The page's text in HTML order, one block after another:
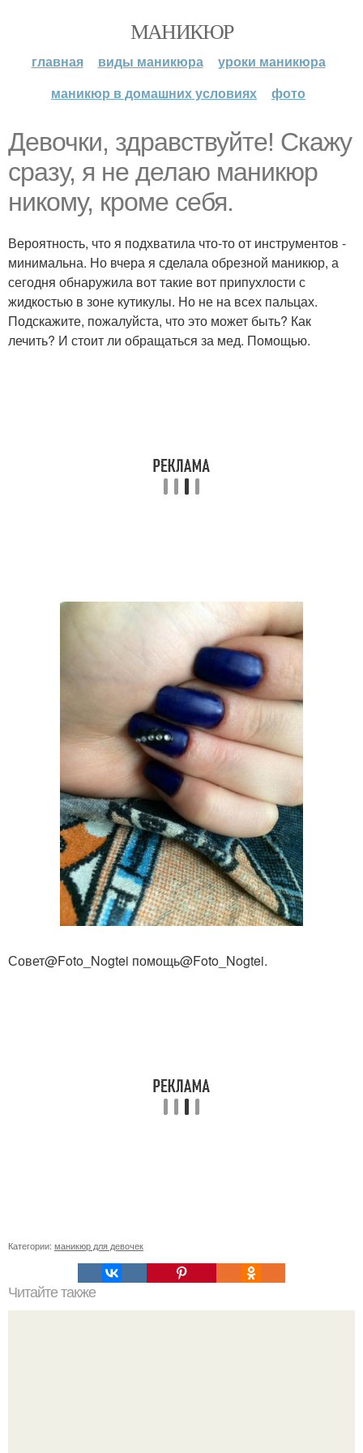
МАНИКЮР
главная виды маникюра
уроки маникюра
маникюр в домашних условиях
фото
Девочки, здравствуйте! Скажу
сразу, я не делаю маникюр
никому, кроме себя.
Вероятность, что я подхватила что-то от инструментов -
минимальна. Но вчера я сделала обрезной маникюр, а
сегодня обнаружила вот такие вот припухлости с
жидкостью в зоне кутикулы. Но не на всех пальцах.
Подскажите, пожалуйста, что это может быть? Как
лечить? И стоит ли обращаться за мед. Помощью.
Совет@Foto_Nogtei помощь@Foto_Nogtei.
Категории: маникюр для девочек
Читайте также